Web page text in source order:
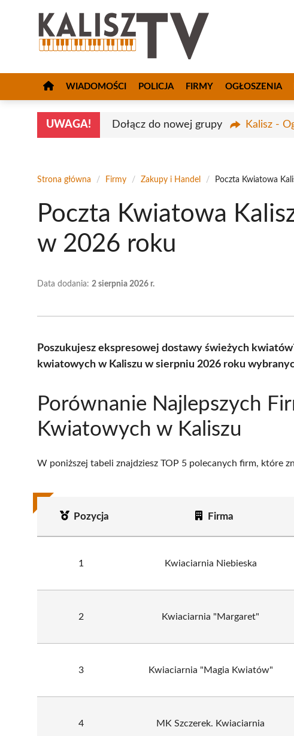
WIADOMOŚCI POLICJA FIRMY OGŁOSZENIA
UWAGA! Dołącz do nowej grupy Kalisz -
Strona główna / Firmy / Zakupy i Handel / Poczta Kwiatowa
Poczta Kwiatowa
w 2026 roku
Data dodania: 2 sierpnia 2026 r.
Poszukujesz ekspresowej dostawy świeżych
kwiatowych w Kaliszu w sierpniu 2026 roku
Porównanie Najlepszych
Kwiatowych w Kaliszu
W poniższej tabeli znajdziesz TOP 5 polecanych firm, które
Pozycja Firma
1 Kwiaciarnia Niebieska
2 Kwiaciarnia "Margaret"
3 Kwiaciarnia "Magia Kwiatów"
4 MK Szczerek. Kwiaciarnia